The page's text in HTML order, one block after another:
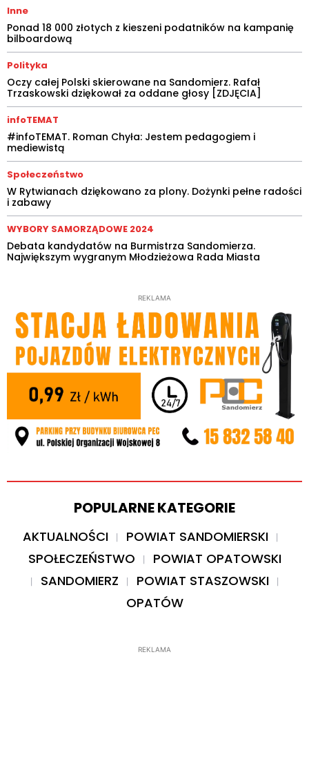
Inne
Ponad 18 000 złotych z kieszeni podatników na kampanię
bilboardową
Polityka
Oczy całej Polski skierowane na Sandomierz. Rafał
Trzaskowski dziękował za oddane głosy [ZDJĘCIA]
infoTEMAT
#infoTEMAT. Roman Chyła: Jestem pedagogiem i
mediewistą
Społeczeństwo
W Rytwianach dziękowano za plony. Dożynki pełne radości
i zabawy
WYBORY SAMORZĄDOWE 2024
Debata kandydatów na Burmistrza Sandomierza.
Największym wygranym Młodzieżowa Rada Miasta
REKLAMA
POPULARNE KATEGORIE
AKTUALNOŚCI
POWIAT SANDOMIERSKI
SPOŁECZEŃSTWO
POWIAT OPATOWSKI
SANDOMIERZ
POWIAT STASZOWSKI
OPATÓW
REKLAMA